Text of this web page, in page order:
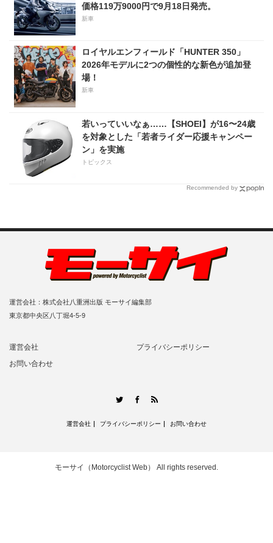
価格119万9000円で9月18日発売。
新車
ロイヤルエンフィールド「HUNTER 350」
2026年モデルに2つの個性的な新色が追加登
場！
新車
若いっていいなぁ……【SHOEI】が16〜24歳
を対象とした「若者ライダー応援キャンペー
ン」を実施
トピックス
Recommended by
運営会社：株式会社八重洲出版 モーサイ編集部
東京都中央区八丁堀4-5-9
運営会社
プライバシーポリシー
お問い合わせ
TwitterFacebook
運営会社 プライバシーポリシー お問い合わせ
モーサイ（Motorcyclist Web） All rights reserved.